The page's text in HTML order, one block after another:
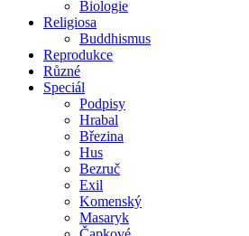
Biologie
Religiosa
Buddhismus
Reprodukce
Různé
Speciál
Podpisy
Hrabal
Březina
Hus
Bezruč
Exil
Komenský
Masaryk